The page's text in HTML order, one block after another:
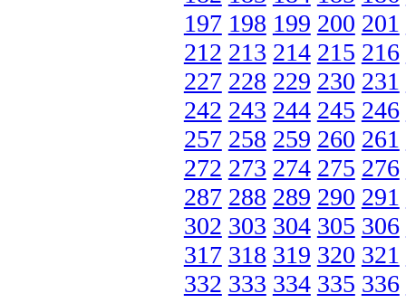
197 198 199 200 201
212 213 214 215 216
227 228 229 230 231
242 243 244 245 246
257 258 259 260 261
272 273 274 275 276
287 288 289 290 291
302 303 304 305 306
317 318 319 320 321
332 333 334 335 336